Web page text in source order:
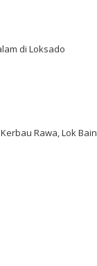
di Loksado
Rawa, Lok